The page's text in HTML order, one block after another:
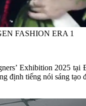
FASHION ERA 1
Exhibition 2025
tiếng nói sáng tạo